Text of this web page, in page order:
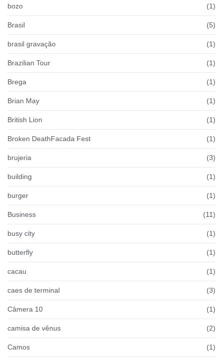
bozo (1)
Brasil (5)
brasil gravação (1)
Brazilian Tour (1)
Brega (1)
Brian May (1)
British Lion (1)
Broken DeathFacada Fest (1)
brujeria (3)
building (1)
burger (1)
Business (11)
busy city (1)
butterfly (1)
cacau (1)
caes de terminal (3)
Câmera 10 (1)
camisa de vênus (2)
Camos (1)